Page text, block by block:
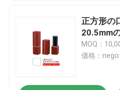
正方形の
20.5mm
MOQ：
価格：